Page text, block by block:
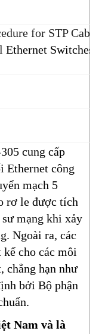
for STP Cable
Ethernet Switches
cung cấp
Ethernet công
mạch 5
rơ le được tích
sư mạng khi xảy
Ngoài ra, các
cho các môi
chẳng hạn như
bởi Bộ phận
Nam và là